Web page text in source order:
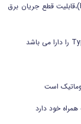
قابلیت تشخیص شدت جریان به صورت هوشمند (Power IQ)،قابلیت قطع جریان برق
است